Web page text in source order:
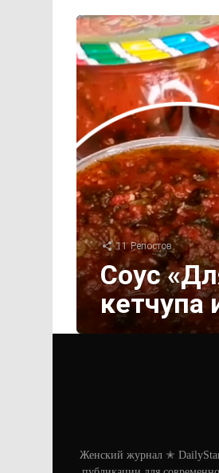
11 Репостов
Соус
кетчупа
Женский журнал ✭